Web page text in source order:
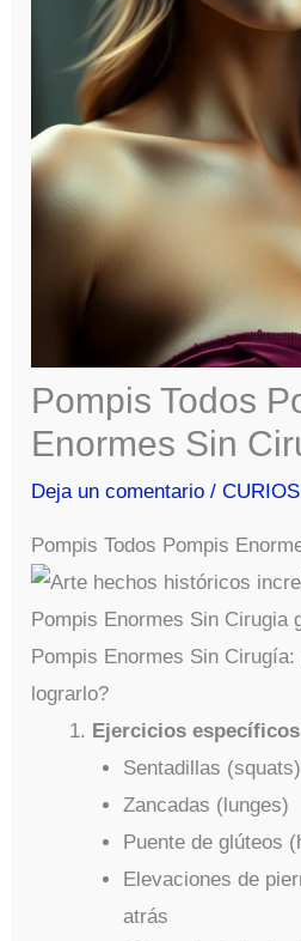
Pompis Todos
Enormes Sin
Deja un comentario /
Pompis Todos Pompis
Pompis Enormes Sin
lograrlo?
Ejercicios
Sentadillas (squats)
Zancadas (lunges)
Puente de glúteos
Elevaciones de
atrás